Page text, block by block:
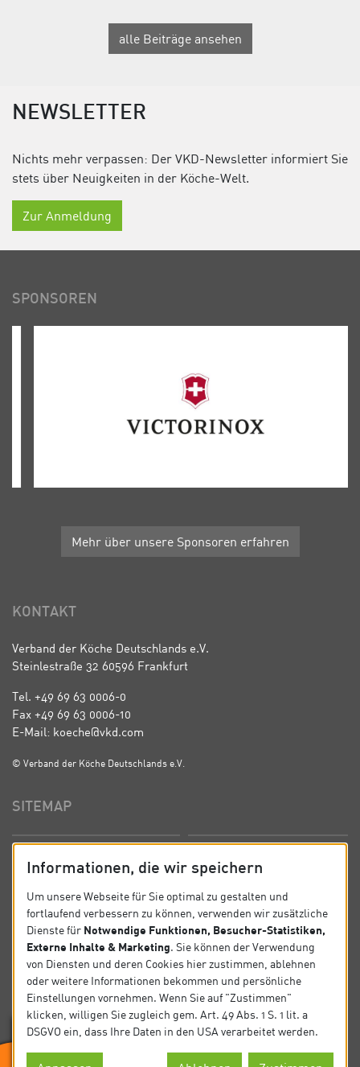
alle Beiträge ansehen
NEWSLETTER
Nichts mehr verpassen: Der VKD-Newsletter informiert Sie
stets über Neuigkeiten in der Köche-Welt.
Zur Anmeldung
SPONSOREN
Mehr über unsere Sponsoren erfahren
KONTAKT
Verband der Köche Deutschlands e.V.
Steinlestraße 32 60596 Frankfurt
Tel. +49 69 63 0006-0
Fax +49 69 63 0006-10
E-Mail: koeche@vkd.com
© Verband der Köche Deutschlands e.V.
SITEMAP
News Kontakt
Datenschutz Impressum
SOCIAL
Folgen Sie uns auf Social Media.
Informationen, die wir speichern
Um unsere Webseite für Sie optimal zu gestalten und
fortlaufend verbessern zu können, verwenden wir zusätzliche
Dienste für Notwendige Funktionen, Besucher-Statistiken,
Externe Inhalte & Marketing. Sie können der Verwendung
von Diensten und deren Cookies hier zustimmen, ablehnen
oder weitere Informationen bekommen und persönliche
Einstellungen vornehmen. Wenn Sie auf "Zustimmen"
klicken, willigen Sie zugleich gem. Art. 49 Abs. 1 S. 1 lit. a
DSGVO ein, dass Ihre Daten in den USA verarbeitet werden.